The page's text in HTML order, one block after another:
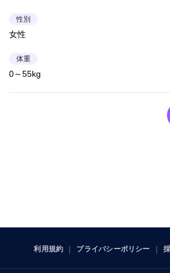
性別
女性
体重
0～55kg
利用規約 プライバシーポリシー